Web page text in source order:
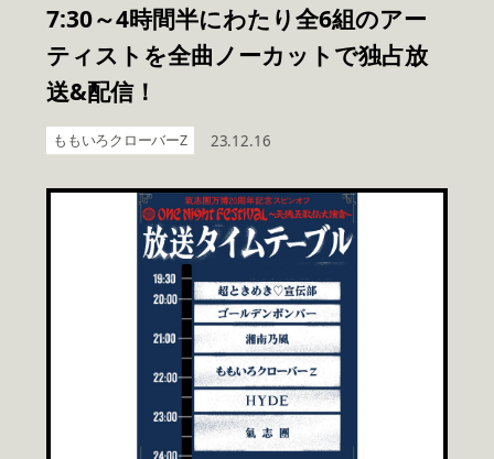
7:30～4時間半にわたり全6組のアー
ティストを全曲ノーカットで独占放
送&配信！
ももいろクローバーZ 23.12.16